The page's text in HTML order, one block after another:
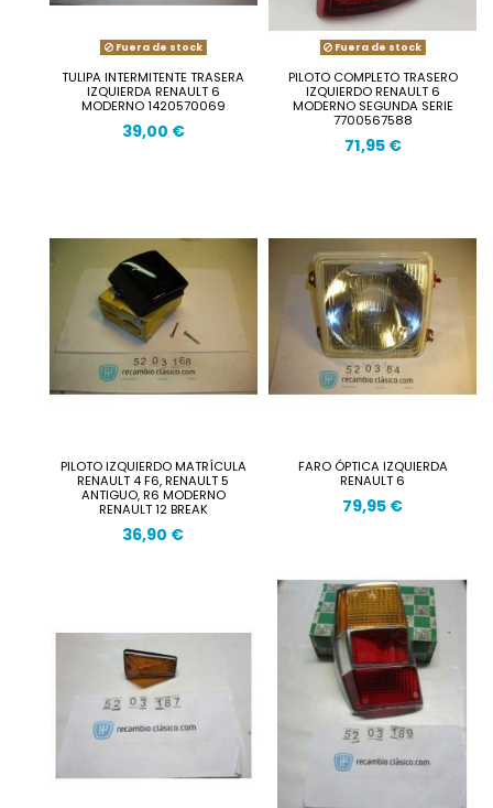
Fuera de stock
TULIPA INTERMITENTE TRASERA
IZQUIERDA RENAULT 6
MODERNO 1420570069
39,00 €
Fuera de stock
PILOTO COMPLETO TRASERO
IZQUIERDO RENAULT 6
MODERNO SEGUNDA SERIE
7700567588
71,95 €
PILOTO IZQUIERDO MATRÍCULA
RENAULT 4 F6, RENAULT 5
ANTIGUO, R6 MODERNO
RENAULT 12 BREAK
36,90 €
FARO ÓPTICA IZQUIERDA
RENAULT 6
79,95 €